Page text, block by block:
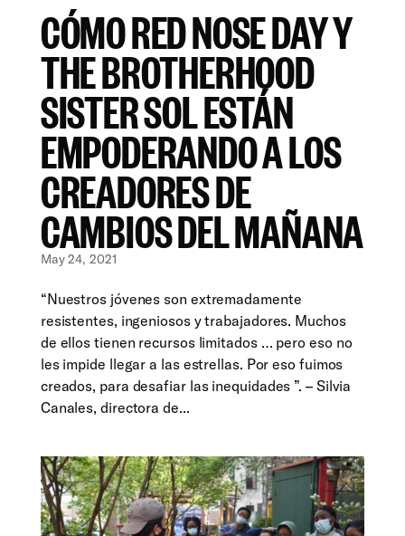
CÓMO RED NOSE DAY Y
THE BROTHERHOOD
SISTER SOL ESTÁN
EMPODERANDO A LOS
CREADORES DE
CAMBIOS DEL MAÑANA
May 24, 2021
“Nuestros jóvenes son extremadamente
resistentes, ingeniosos y trabajadores. Muchos
de ellos tienen recursos limitados … pero eso no
les impide llegar a las estrellas. Por eso fuimos
creados, para desafiar las inequidades ”. – Silvia
Canales, directora de...